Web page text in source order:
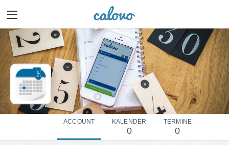
ACCOUNT KALENDER
0
TERMINE
0